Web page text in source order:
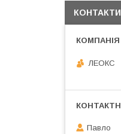
КОНТАКТИ
ЛЕОКС
Павло